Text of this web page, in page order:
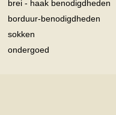
brei - haak benodigdheden
borduur-benodigdheden
sokken
ondergoed